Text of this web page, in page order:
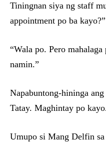
Tiningnan siya ng staff
appointment po ba kayo?”
“Wala po. Pero
namin.”
Napabuntong-hininga
Tatay. Maghintay po
Umupo si Mang Delfin